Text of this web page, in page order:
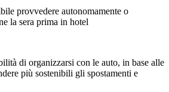
provvedere autonomamente o
la sera prima in hotel
di organizzarsi con le auto, in base alle
più sostenibili gli spostamenti e